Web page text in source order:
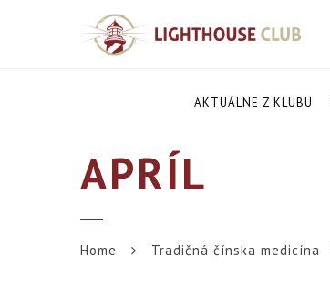
AKTUÁLNE Z KLUBU
APRÍL
Home Tradičná čínska medicína